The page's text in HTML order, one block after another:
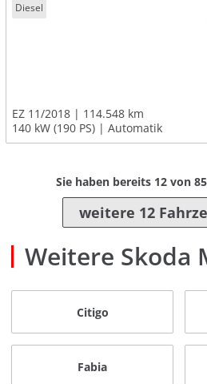
Diesel
EZ 11/2018
114.548 km
140 kW (190 PS)
Automatik
Sie haben bereits 12von 85
weitere 12
Weitere Skoda
Citigo
Fabia